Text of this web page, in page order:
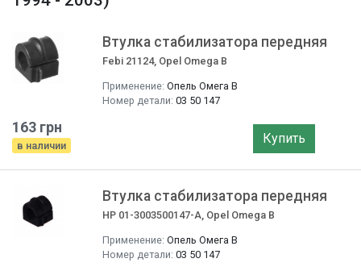
Втулка стабилизатора передняя
Febi 21124, Opel Omega B
Применение: Опель Омега B
Номер детали: 03 50 147
163 грн
в наличии Купить
Втулка стабилизатора передняя
HP 01-3003500147-A, Opel Omega B
Применение: Опель Омега B
Номер детали: 03 50 147